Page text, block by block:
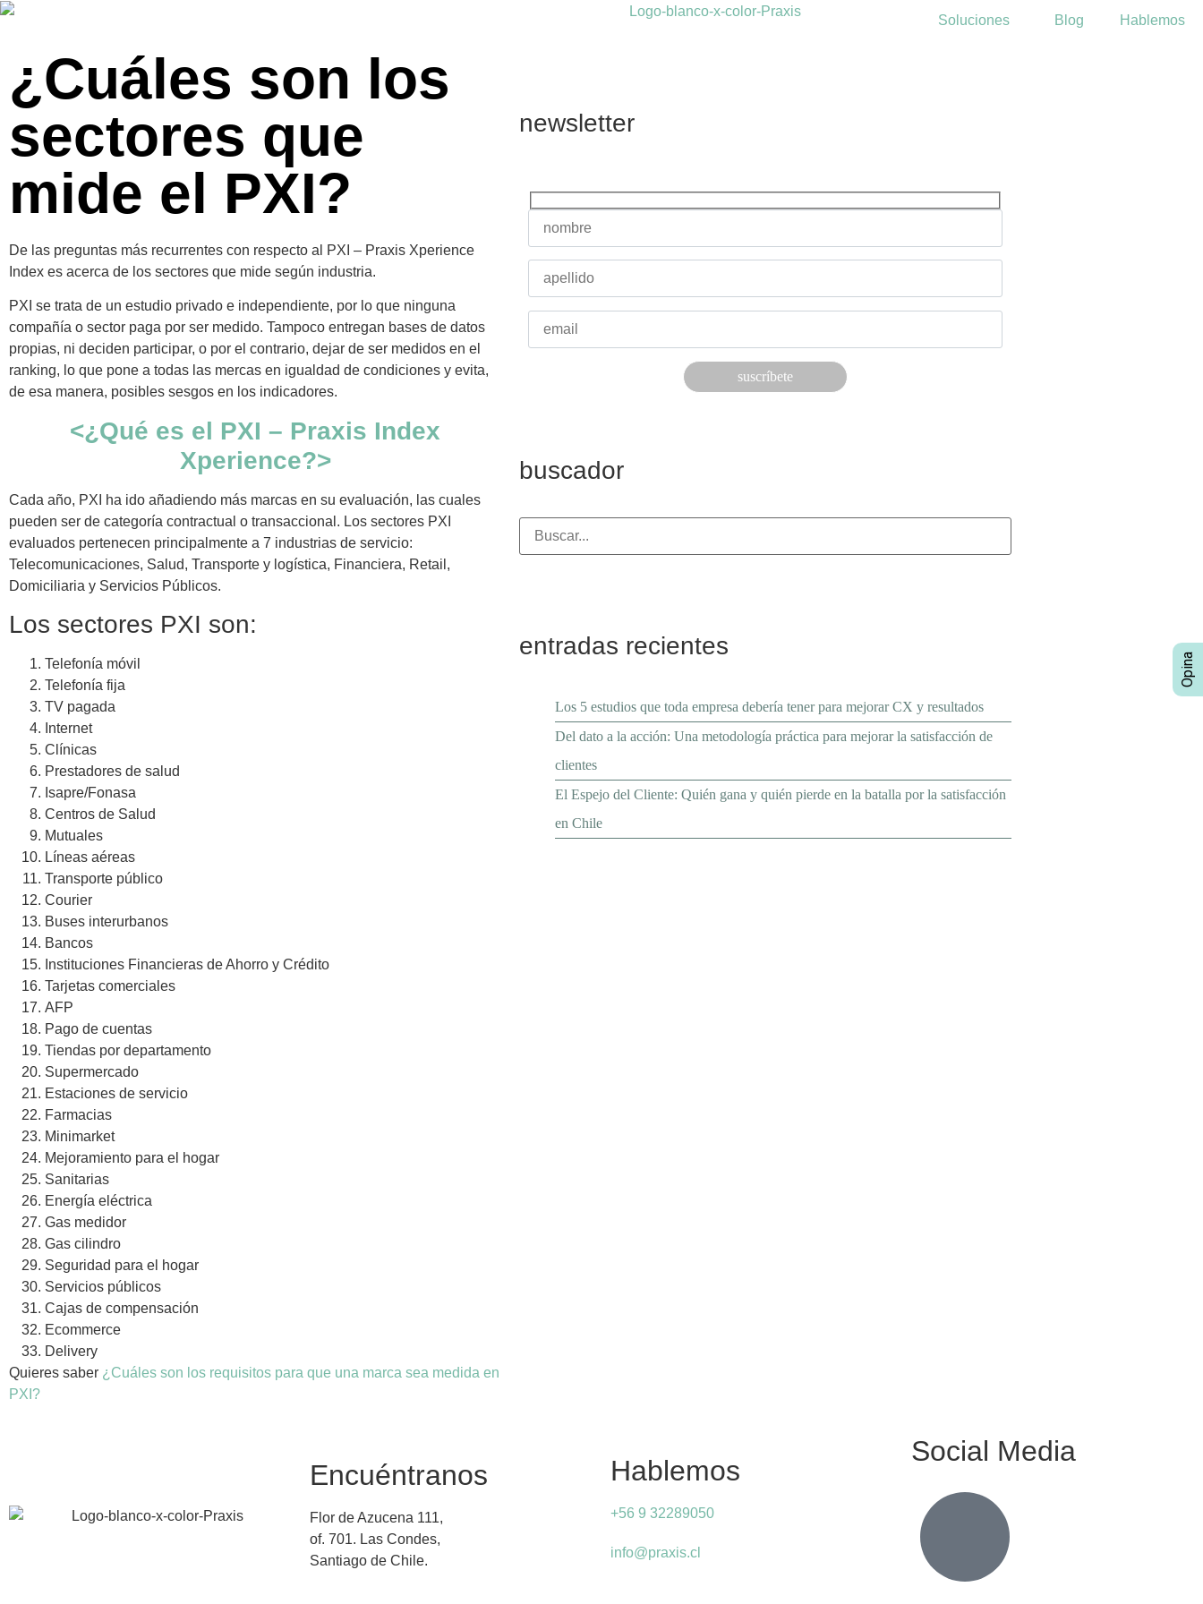
Soluciones Blog Hablemos
¿Cuáles son los
sectores que
mide el PXI?
De las preguntas más recurrentes con respecto al PXI – Praxis Xperience
Index es acerca de los sectores que mide según industria.
PXI se trata de un estudio privado e independiente, por lo que ninguna
compañía o sector paga por ser medido. Tampoco entregan bases de datos
propias, ni deciden participar, o por el contrario, dejar de ser medidos en el
ranking, lo que pone a todas las mercas en igualdad de condiciones y evita,
de esa manera, posibles sesgos en los indicadores.
<¿Qué es el PXI – Praxis Index
Xperience?>
Cada año, PXI ha ido añadiendo más marcas en su evaluación, las cuales
pueden ser de categoría contractual o transaccional. Los sectores PXI
evaluados pertenecen principalmente a 7 industrias de servicio:
Telecomunicaciones, Salud, Transporte y logística, Financiera, Retail,
Domiciliaria y Servicios Públicos.
Los sectores PXI son:
Telefonía móvil
Telefonía fija
TV pagada
Internet
Clínicas
Prestadores de salud
Isapre/Fonasa
Centros de Salud
Mutuales
Líneas aéreas
Transporte público
Courier
Buses interurbanos
Bancos
Instituciones Financieras de Ahorro y Crédito
Tarjetas comerciales
AFP
Pago de cuentas
Tiendas por departamento
Supermercado
Estaciones de servicio
Farmacias
Minimarket
Mejoramiento para el hogar
Sanitarias
Energía eléctrica
Gas medidor
Gas cilindro
Seguridad para el hogar
Servicios públicos
Cajas de compensación
Ecommerce
Delivery
Quieres saber ¿Cuáles son los requisitos para que una marca sea medida en
PXI?
newsletter
Por favor, deja este campo vacío.
buscador
entradas recientes
Los 5 estudios que toda empresa debería tener para mejorar CX y resultados
Del dato a la acción: Una metodología práctica para mejorar la satisfacción de
clientes
El Espejo del Cliente: Quién gana y quién pierde en la batalla por la satisfacción
en Chile
Encuéntranos
Flor de Azucena 111,
of. 701. Las Condes,
Santiago de Chile.
Hablemos
+56 9 32289050
info@praxis.cl
Social Media